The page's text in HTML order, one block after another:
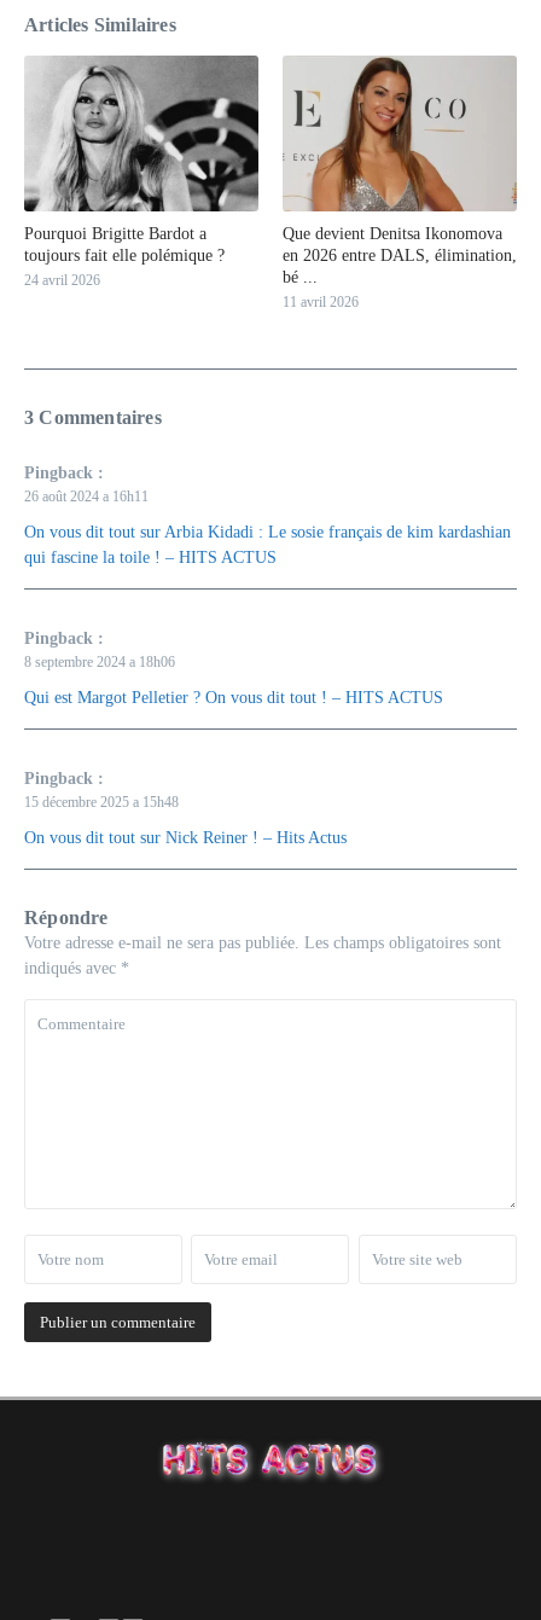
Articles Similaires
Pourquoi Brigitte Bardot a
toujours fait elle polémique ?
24 avril 2026
Que devient Denitsa Ikonomova
en 2026 entre DALS, élimination,
bé ...
11 avril 2026
3 Commentaires
Pingback :
26 août 2024 a 16h11
On vous dit tout sur Arbia Kidadi : Le sosie français de kim kardashian
qui fascine la toile ! – HITS ACTUS
Pingback :
8 septembre 2024 a 18h06
Qui est Margot Pelletier ? On vous dit tout ! – HITS ACTUS
Pingback :
15 décembre 2025 a 15h48
On vous dit tout sur Nick Reiner ! – Hits Actus
Répondre
Votre adresse e-mail ne sera pas publiée. Les champs obligatoires sont
indiqués avec *